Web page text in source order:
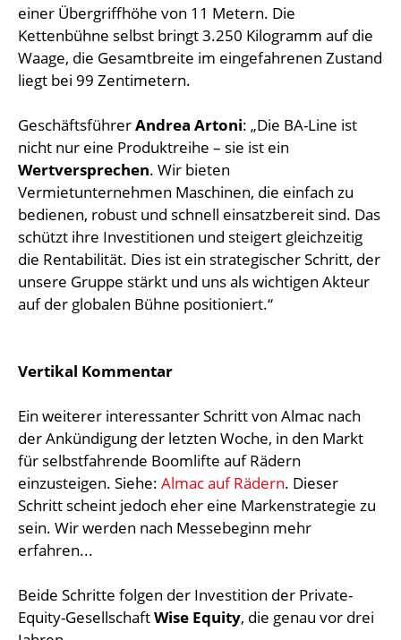
einer Übergriffhöhe von 11 Metern. Die
Kettenbühne selbst bringt 3.250 Kilogramm auf die
Waage, die Gesamtbreite im eingefahrenen Zustand
liegt bei 99 Zentimetern.
GeschäftsführerAndrea Artoni: „Die BA-Line ist
nicht nur eine Produktreihe – sie ist ein
Wertversprechen. Wir bieten
Vermietunternehmen Maschinen, die einfach zu
bedienen, robust und schnell einsatzbereit sind. Das
schützt ihre Investitionen und steigert gleichzeitig
die Rentabilität. Dies ist ein strategischer Schritt, der
unsere Gruppe stärkt und uns als wichtigen Akteur
auf der globalen Bühne positioniert.“
Vertikal Kommentar
Ein weiterer interessanter Schritt von Almac nach
der Ankündigung der letzten Woche, in den Markt
für selbstfahrende Boomlifte auf Rädern
einzusteigen. Siehe: Almac auf Rädern. Dieser
Schritt scheint jedoch eher eine Markenstrategie zu
sein. Wir werden nach Messebeginn mehr
erfahren...
Beide Schritte folgen der Investition der Private-
Equity-GesellschaftWise Equity, die genau vor drei